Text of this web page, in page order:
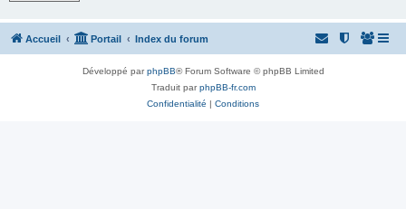
Accueil Portail Index du forum
Développé parphpBB® Forum Software © phpBB Limited
Traduit parphpBB-fr.com
Confidentialité | Conditions